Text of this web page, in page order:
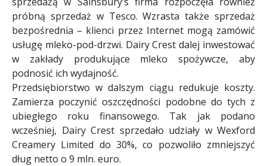
próbną sprzedaż w Tesco. Wzrasta także sprzedaż
bezpośrednia – klienci przez Internet mogą zamówić
usługę mleko-pod-drzwi. Dairy Crest dalej inwestować
w zakłady produkujące mleko spożywcze, aby
podnosić ich wydajność.
Przedsiębiorstwo w dalszym ciągu redukuje koszty.
Zamierza poczynić oszczędności podobne do tych z
ubiegłego roku finansowego. Tak jak podano
wcześniej, Dairy Crest sprzedało udziały w Wexford
Creamery Limited do 30%, co pozwoliło zmniejszyć
dług netto o 9 mln. euro.